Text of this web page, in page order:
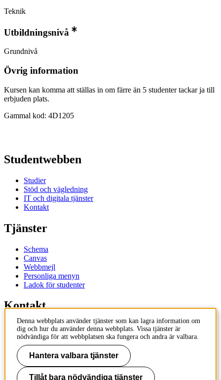
Teknik
Utbildningsnivå
Grundnivå
Övrig information
Kursen kan komma att ställas in om färre än 5 studenter tackar ja till
erbjuden plats.
Gammal kod: 4D1205
Studentwebben
Studier
Stöd och vägledning
IT och digitala tjänster
Kontakt
Tjänster
Schema
Canvas
Webbmejl
Personliga menyn
Ladok för studenter
Kontakt
Kontakta utbildningsprogram
Kontakta kurs
IT-support
KTH Entré
Denna webbplats använder tjänster som kan lagra information om
dig och hur du använder denna webbplats. Vissa tjänster är
nödvändiga för att webbplatsen ska fungera och andra är valbara.
Hantera valbara tjänster
Tillåt bara nödvändiga tjänster